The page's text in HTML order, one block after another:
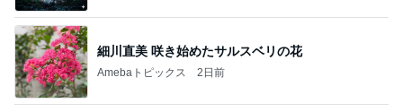
細川直美 咲き始めたサルスベリの花
Amebaトピックス 2日前